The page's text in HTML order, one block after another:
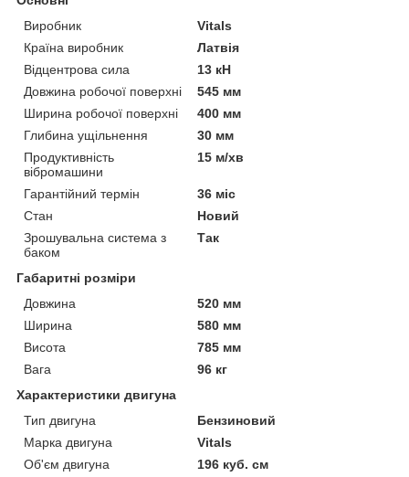
Виробник
Vitals
Країна виробник
Латвія
Відцентрова сила
13 кН
Довжина робочої поверхні
545 мм
Ширина робочої поверхні
400 мм
Глибина ущільнення
30 мм
Продуктивність
вібромашини
15 м/хв
Гарантійний термін
36 міс
Стан
Новий
Зрошувальна система з
баком
Так
Габаритні розміри
Довжина
520 мм
Ширина
580 мм
Висота
785 мм
Вага
96 кг
Характеристики двигуна
Тип двигуна
Бензиновий
Марка двигуна
Vitals
Об'єм двигуна
196 куб. см